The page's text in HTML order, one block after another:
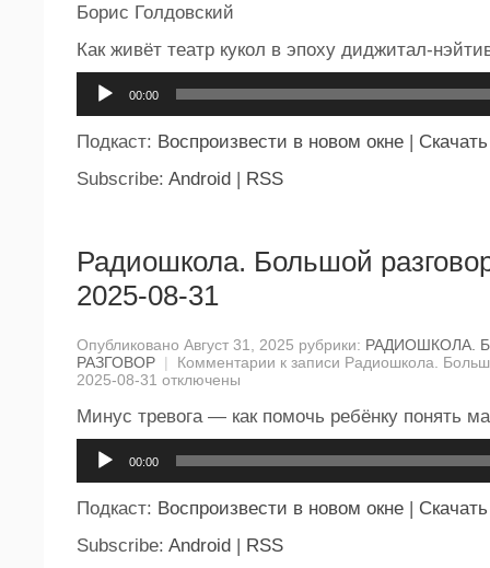
Борис Голдовский
Как живёт театр кукол в эпоху диджитал-
00:00
Подкаст: Воспроизвести в новом окне | Скачать
Subscribe: Android | RSS
Радиошкола. Большой
2025-08-31
Опубликовано Август 31, 2025 рубрики: РАДИОШКОЛА.
РАЗГОВОР | Комментарии к записи Радиошкола.
2025-08-31 отключены
Минус тревога — как помочь ребёнку понять
00:00
Подкаст: Воспроизвести в новом окне
Скачать
Subscribe: Android RSS